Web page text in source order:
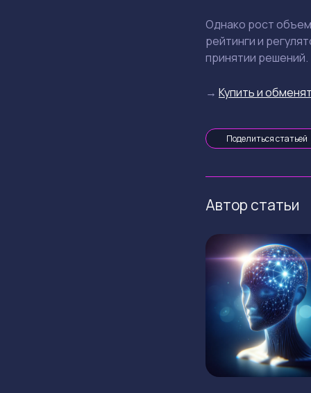
Однако рост
рейтинги и
принятии решений.
→ Купить и
Поделиться статьей
Автор статьи